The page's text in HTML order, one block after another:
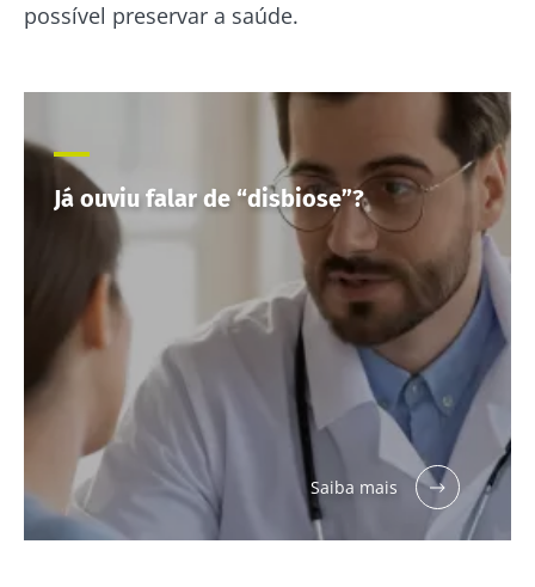
possível preservar a saúde.
Já ouviu falar de “disbiose”?
Saiba mais